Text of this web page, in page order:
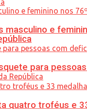
e
para
quatro troféus e